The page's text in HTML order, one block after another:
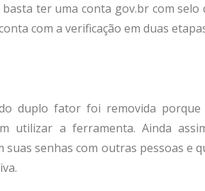
ter uma conta gov.br com
com a verificação em duas
duplo fator foi removida
utilizar a ferramenta. Ainda
suas senhas com outras pessoas e